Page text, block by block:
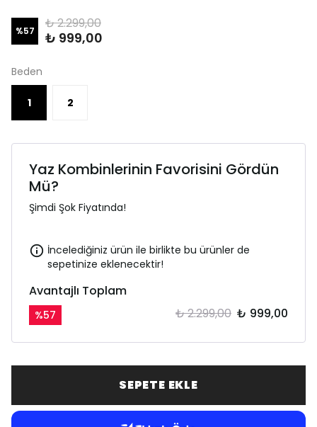
%57 ₺ 2.299,00
₺ 999,00
Beden
1 2
Yaz Kombinlerinin Favorisini Gördün
Mü?
Şimdi Şok Fiyatında!
İncelediğiniz ürün ile birlikte bu ürünler de
sepetinize eklenecektir!
Avantajlı Toplam
%57 ₺ 2.299,00 ₺ 999,00
SEPETE EKLE